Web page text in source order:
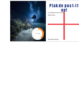
Plak de post-it
op!
Licht/Communicatie
Uitrusting
Voorbereiding
Noodsituatie
8:00